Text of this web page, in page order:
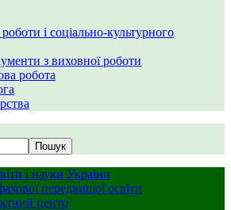
і соціально-культурного
з виховної роботи
робота
Пошук
і науки України
передвищої освіти
центр